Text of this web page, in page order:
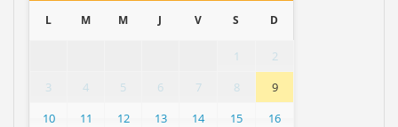
L M M J V S D
1
2
3
4 5 6 7 8
9
10
11 12 13 14 15
16